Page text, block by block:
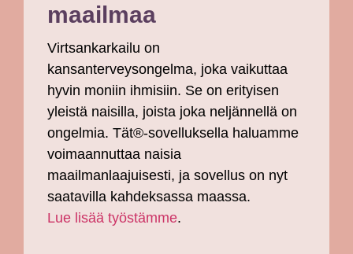
maailmaa
Virtsankarkailu on
kansanterveysongelma, joka vaikuttaa
hyvin moniin ihmisiin. Se on erityisen
yleistä naisilla, joista joka neljännellä on
ongelmia. Tät®-sovelluksella haluamme
voimaannuttaa naisia
maailmanlaajuisesti, ja sovellus on nyt
saatavilla kahdeksassa maassa.
Lue lisää työstämme.